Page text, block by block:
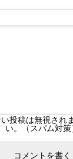
投稿は無視され
い。（スパム対策